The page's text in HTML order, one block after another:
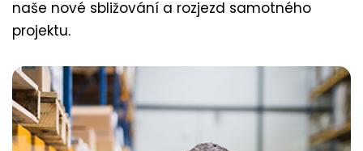
naše nové sbližování a rozjezd samotného
projektu.